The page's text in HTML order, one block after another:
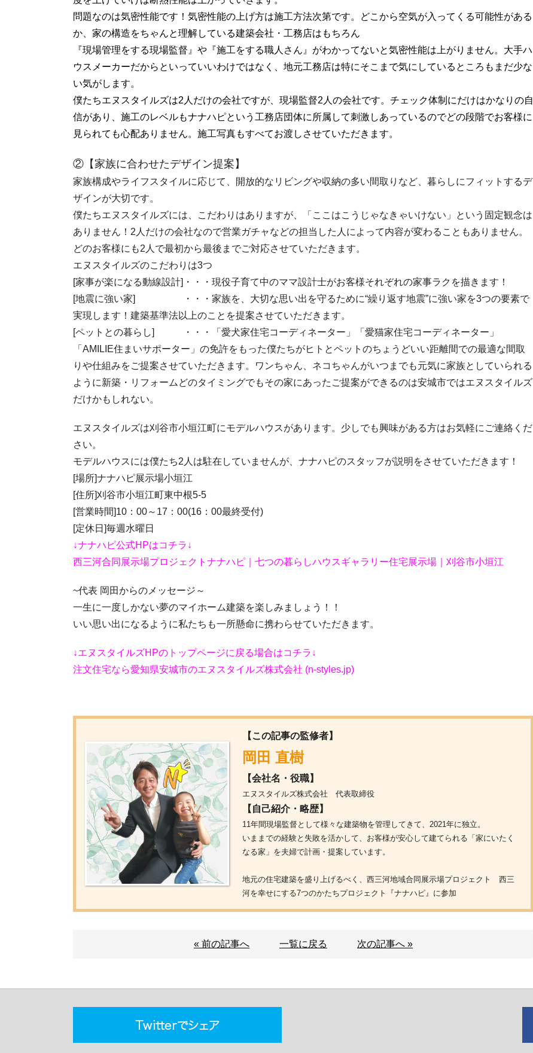
問題なのは気密性能です！気密性能の上げ方は施工方法次第です。どこから空気が入ってくる可能性がある
か、家の構造をちゃんと理解している建築会社・工務店はもちろん
『現場管理をする現場監督』や『施工をする職人さん』がわかってないと気密性能は上がりません。大手ハ
ウスメーカーだからといっていいわけではなく、地元工務店は特にそこまで気にしているところもまだ少な
い気がします。
僕たちエヌスタイルズは2人だけの会社ですが、現場監督2人の会社です。チェック体制にだけはかなりの自
信があり、施工のレベルもナナハピという工務店団体に所属して刺激しあっているのでどの段階でお客様に
見られても心配ありません。施工写真もすべてお渡しさせていただきます。
②【家族に合わせたデザイン提案】
家族構成やライフスタイルに応じて、開放的なリビングや収納の多い間取りなど、暮らしにフィットするデ
ザインが大切です。
僕たちエヌスタイルズには、こだわりはありますが、「ここはこうじゃなきゃいけない」という固定観念は
ありません！2人だけの会社なので営業ガチャなどの担当した人によって内容が変わることもありません。
どのお客様にも2人で最初から最後までご対応させていただきます。
エヌスタイルズのこだわりは3つ
[家事が楽になる動線設計]・・・現役子育て中のママ設計士がお客様それぞれの家事ラクを描きます！
[地震に強い家] ・・・家族を、大切な思い出を守るために“繰り返す地震”に強い家を3つの要素で
実現します！建築基準法以上のことを提案させていただきます。
[ペットとの暮らし] ・・・「愛犬家住宅コーディネーター」「愛猫家住宅コーディネーター」
「AMILIE住まいサポーター」の免許をもった僕たちがヒトとペットのちょうどいい距離間での最適な間取
りや仕組みをご提案させていただきます。ワンちゃん、ネコちゃんがいつまでも元気に家族としていられる
ように新築・リフォームどのタイミングでもその家にあったご提案ができるのは安城市ではエヌスタイルズ
だけかもしれない。
エヌスタイルズは刈谷市小垣江町にモデルハウスがあります。少しでも興味がある方はお気軽にご連絡くだ
さい。
モデルハウスには僕たち2人は駐在していませんが、ナナハピのスタッフが説明をさせていただきます！
[場所]ナナハピ展示場小垣江
[住所]刈谷市小垣江町東中根5-5
[営業時間]10：00～17：00(16：00最終受付)
[定休日]毎週水曜日
↓ナナハピ公式HPはコチラ↓
西三河合同展示場プロジェクトナナハピ｜七つの暮らしハウスギャラリー住宅展示場｜刈谷市小垣江
~代表 岡田からのメッセージ～
一生に一度しかない夢のマイホーム建築を楽しみましょう！！
いい思い出になるように私たちも一所懸命に携わらせていただきます。
↓エヌスタイルズHPのトップページに戻る場合はコチラ↓
注文住宅なら愛知県安城市のエヌスタイルズ株式会社 (n-styles.jp)
【この記事の監修者】
岡田 直樹
【会社名・役職】
エヌスタイルズ株式会社 代表取締役
【自己紹介・略歴】
11年間現場監督として様々な建築物を管理してきて、2021年に独立。
いままでの経験と失敗を活かして、お客様が安心して建てられる「家にいたく
なる家」を夫婦で計画・提案しています。
地元の住宅建築を盛り上げるべく、西三河地域合同展示場プロジェクト 西三
河を幸せにする7つのかたちプロジェクト『ナナハピ』に参加
« 前の記事へ 一覧に戻る 次の記事へ »